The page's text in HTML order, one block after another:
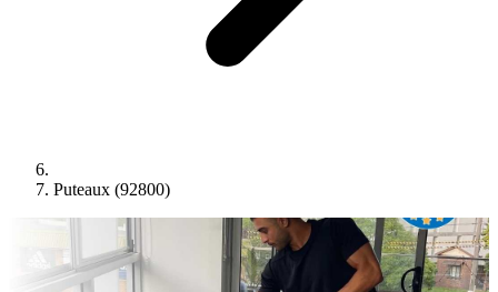
Puteaux (92800)